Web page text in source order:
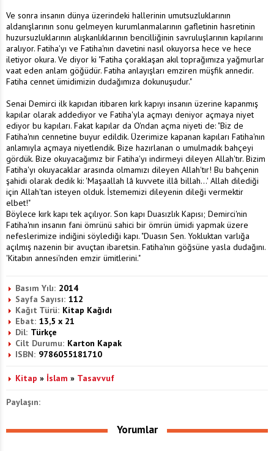
Ve sonra insanın dünya üzerindeki hallerinin umutsuzluklarının
aldanışlarının sonu gelmeyen kurumlanmalarının gafletinin hasretinin
huzursuzluklarının alışkanlıklarının bencilliğinin savruluşlarının kapılarını
aralıyor. Fatiha'yı ve Fatiha'nın davetini nasıl okuyorsa hece ve hece
iletiyor okura. Ve diyor ki "Fatiha çoraklaşan akıl toprağımıza yağmurlar
vaat eden anlam göğüdür. Fatiha anlayışları emziren müşfik annedir.
Fatiha cennet ümidimizin dudağımıza dokunuşudur."
Senai Demirci ilk kapıdan itibaren kırk kapıyı insanın üzerine kapanmış
kapılar olarak addediyor ve Fatiha'yla açmayı deniyor açmaya niyet
ediyor bu kapıları. Fakat kapılar da O'ndan açma niyeti de: "Biz de
Fatiha'nın cennetine buyur edildik. Üzerimize kapanan kapıları Fatiha'nın
anlamıyla açmaya niyetlendik. Bize hazırlanan o umulmadık bahçeyi
gördük. Bize okuyacağımız bir Fatiha'yı indirmeyi dileyen Allah'tır. Bizim
Fatiha'yı okuyacaklar arasında olmamızı dileyen Allah'tır! Bu bahçenin
şahidi olarak dedik ki: 'Maşaallah lâ kuvvete illâ billah...' Allah dilediği
için Allah'tan isteyen olduk. İstememizi dileyenin dileği vermektir
elbet!"
Böylece kırk kapı tek açılıyor. Son kapı Duasızlık Kapısı; Demirci'nin
Fatiha'nın insanın fani ömrünü sahici bir ömrün ümidi yapmak üzere
nefeslerimize indiğini söylediği kapı. "Duasın Sen. Yokluktan varlığa
açılmış nazenin bir avuçtan ibaretsin. Fatiha'nın göğsüne yasla dudağını.
'Kitabın annesi'nden emzir ümitlerini."
Basım Yılı: 2014
Sayfa Sayısı: 112
Kağıt Türü: Kitap Kağıdı
Ebat: 13,5 x 21
Dil: Türkçe
Cilt Durumu: Karton Kapak
ISBN: 9786055181710
Kitap » İslam » Tasavvuf
Paylaşın:
Yorumlar